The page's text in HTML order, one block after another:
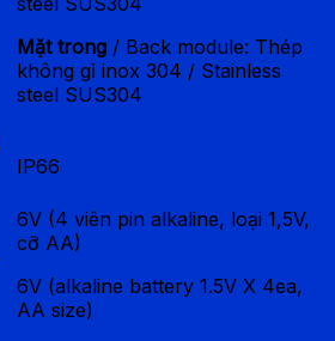
Mặt trong / Back module: Thép
không gỉ inox 304 / Stainless
steel SUS304
IP66
6V (4 viên pin alkaline, loại 1,5V,
cỡ AA)
6V (alkaline battery 1.5V X 4ea,
AA size)